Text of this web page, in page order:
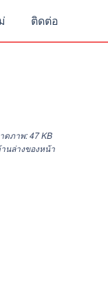
ติดต่อ
ดภาพ: 47 KB
นล่างของหน้า